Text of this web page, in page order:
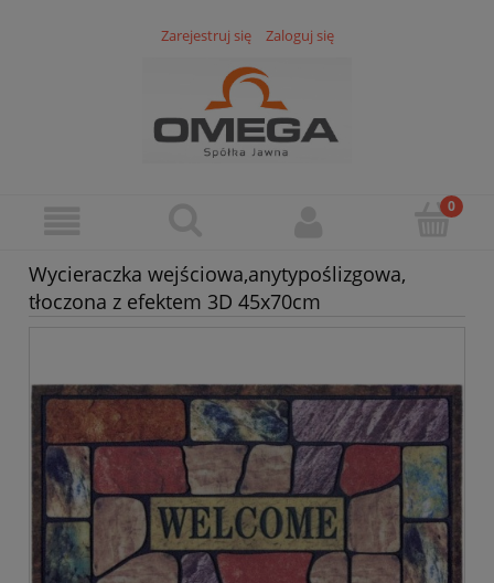
Zarejestruj się Zaloguj się
Wycieraczka wejściowa,anytypoślizgowa,
tłoczona z efektem 3D 45x70cm